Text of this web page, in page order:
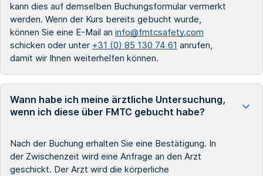
kann dies auf demselben Buchungsformular vermerkt
werden. Wenn der Kurs bereits gebucht wurde,
können Sie eine E-Mail an info@fmtcsafety.com
schicken oder unter +31 (0) 85 130 74 61 anrufen,
damit wir Ihnen weiterhelfen können.
Wann habe ich meine ärztliche Untersuchung,
wenn ich diese über FMTC gebucht habe?
Nach der Buchung erhalten Sie eine Bestätigung. In
der Zwischenzeit wird eine Anfrage an den Arzt
geschickt. Der Arzt wird die körperliche